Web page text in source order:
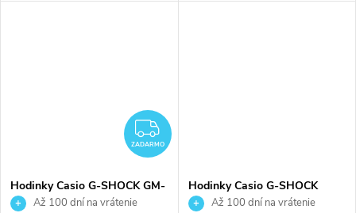
ZADARMO
ZADARMO
Hodinky Casio G-SHOCK GM-
2100G-1A9ER
Až 100 dní na vrátenie
Hodinky Casio G-SHOCK
GBD-800-1BER
Až 100 dní na vrátenie